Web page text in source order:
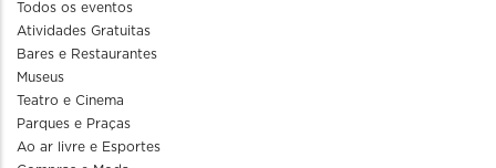
Todos os eventos
Atividades Gratuitas
Bares e Restaurantes
Museus
Teatro e Cinema
Parques e Praças
Ao ar livre e Esportes